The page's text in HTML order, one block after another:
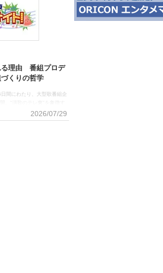
シングル「いつかのメロデ
ライブ映像の初Blu-ray化な
たメッセージや一連の活動、
によるリアルな声を通して、
る理由 番組プロデ
くりの哲学
間にわたり、大型歌番組企
曲の魅力を伝える多彩な番
けるプロデューサーに、テレ
2026/07/29